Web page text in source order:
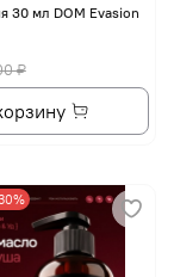
30 мл DOM Evasion
₽